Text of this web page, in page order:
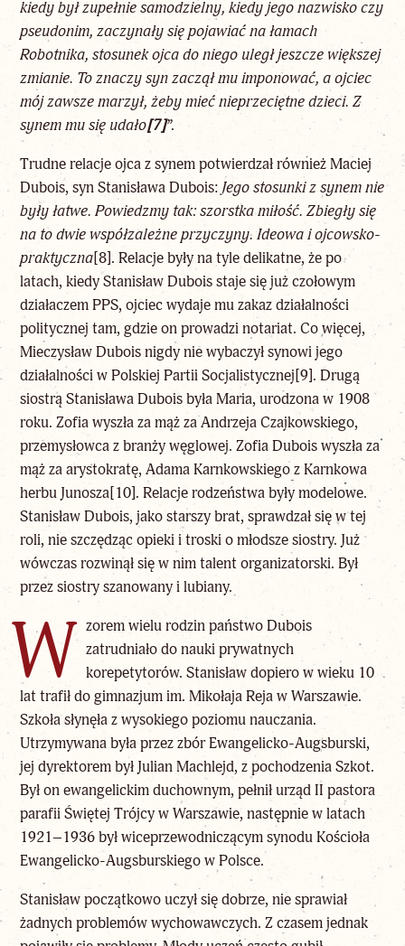
kiedy był zupełnie samodzielny, kiedy jego nazwisko czy
pseudonim, zaczynały się pojawiać na łamach
Robotnika, stosunek ojca do niego uległ jeszcze większej
zmianie. To znaczy syn zaczął mu imponować, a ojciec
mój zawsze marzył, żeby mieć nieprzeciętne dzieci. Z
synem mu się udało[7]”.
Trudne relacje ojca z synem potwierdzał również Maciej
Dubois, syn Stanisława Dubois: Jego stosunki z synem nie
były łatwe. Powiedzmy tak: szorstka miłość. Zbiegły się
na to dwie współzależne przyczyny. Ideowa i ojcowsko-
praktyczna[8]. Relacje były na tyle delikatne, że po
latach, kiedy Stanisław Dubois staje się już czołowym
działaczem PPS, ojciec wydaje mu zakaz działalności
politycznej tam, gdzie on prowadzi notariat. Co więcej,
Mieczysław Dubois nigdy nie wybaczył synowi jego
działalności w Polskiej Partii Socjalistycznej[9]. Drugą
siostrą Stanisława Dubois była Maria, urodzona w 1908
roku. Zofia wyszła za mąż za Andrzeja Czajkowskiego,
przemysłowca z branży węglowej. Zofia Dubois wyszła za
mąż za arystokratę, Adama Karnkowskiego z Karnkowa
herbu Junosza[10]. Relacje rodzeństwa były modelowe.
Stanisław Dubois, jako starszy brat, sprawdzał się w tej
roli, nie szczędząc opieki i troski o młodsze siostry. Już
wówczas rozwinął się w nim talent organizatorski. Był
przez siostry szanowany i lubiany.
W zorem wielu rodzin państwo Dubois
zatrudniało do nauki prywatnych
korepetytorów. Stanisław dopiero w wieku 10
lat trafił do gimnazjum im. Mikołaja Reja w Warszawie.
Szkoła słynęła z wysokiego poziomu nauczania.
Utrzymywana była przez zbór Ewangelicko-Augsburski,
jej dyrektorem był Julian Machlejd, z pochodzenia Szkot.
Był on ewangelickim duchownym, pełnił urząd II pastora
parafii Świętej Trójcy w Warszawie, następnie w latach
1921–1936 był wiceprzewodniczącym synodu Kościoła
Ewangelicko-Augsburskiego w Polsce.
Stanisław początkowo uczył się dobrze, nie sprawiał
żadnych problemów wychowawczych. Z czasem jednak